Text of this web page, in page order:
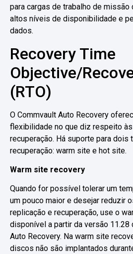
para cargas de trabalho de
altos níveis de disponibilidade e
dados.
Recovery Time
Objective/
(RTO)
O Commvault Auto Recovery
flexibilidade no que diz respeito
recuperação. Há suporte para dois
recuperação: warm site e hot site.
Warm site recovery
Quando for possível tolerar um
um pouco maior e desejar reduzir
replicação e recuperação, use o
disponível a partir da versão 11.28
Auto Recovery. Na warm site
discos não são implantados